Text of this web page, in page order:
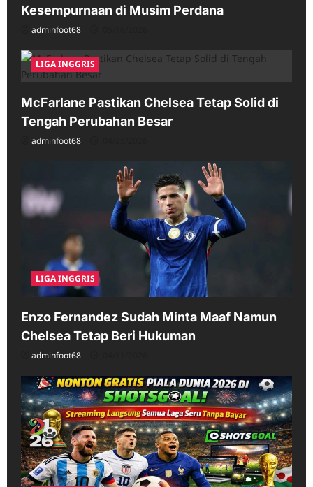
Kesempurnaan di Musim Perdana
adminfoot68
LIGA INGGRIS
McFarlane Pastikan Chelsea Tetap Solid di
Tengah Perubahan Besar
adminfoot68
LIGA INGGRIS
Enzo Fernandez Sudah Minta Maaf Namun
Chelsea Tetap Beri Hukuman
adminfoot68